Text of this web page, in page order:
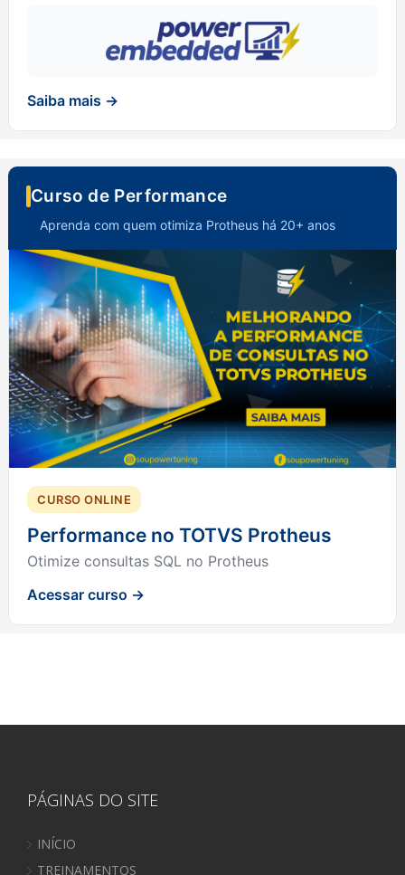
Saiba mais →
Curso de Performance
Aprenda com quem otimiza Protheus há 20+ anos
CURSO ONLINE
Performance no TOTVS Protheus
Otimize consultas SQL no Protheus
Acessar curso →
PÁGINAS DO SITE
INÍCIO
TREINAMENTOS